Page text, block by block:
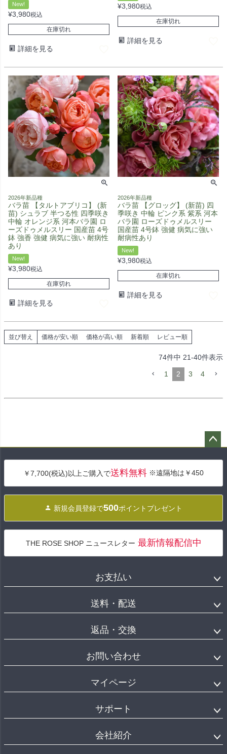
New!
¥3,980税込
在庫切れ
詳細を見る
¥3,980税込
在庫切れ
詳細を見る
2026年新品種
バラ苗 【タルトアブリコ】 (新
苗) シュラブ 半つる性 四季咲き
中輪 オレンジ系 河本バラ園 ロ
ーズドゥメルスリー 国産苗 4号
鉢 強香 強健 病気に強い 耐病性
あり
New!
¥3,980税込
在庫切れ
詳細を見る
2026年新品種
バラ苗 【グロッグ】 (新苗) 四
季咲き 中輪 ピンク系 紫系 河本
バラ園 ローズドゥメルスリー
国産苗 4号鉢 強健 病気に強い
耐病性あり
New!
¥3,980税込
在庫切れ
詳細を見る
並び替え 価格が安い順 価格が高い順 新着順 レビュー順
74件中 21-40件表示
1 2 3 4
へ
￥7,700(税込)以上ご購入で送料無料 ※遠隔地は￥450
新規会員登録で500ポイントプレゼント
THE ROSE SHOP ニュースレター 最新情報配信中
お支払い
送料・配送
返品・交換
お問い合わせ
マイページ
サポート
会社紹介